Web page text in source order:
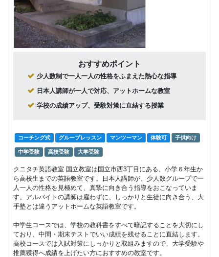
おすすめポイント
少人数制で一人一人の性格をふまえた熱心な指導
日本人講師が一人で対応、アットホームな教室
学校の成績アップ、受験対策に直結する授業
コーチング式 グループレッスン マンツーマン 体験可 子供向け
中学受験 高校受験 大学受験
クニタチ英語教室 国立教室は国立市西3丁目にある、小学６年生か
ら高校生までの英語教室です。日本人講師が、少人数グループで一
人一人の性格を見極めて、真摯に向き合う指導をおこなっていま
す。アルバイトの講師は雇わずに、しっかりと生徒に向き合う、大
手塾とは違うアットホームな英語教室です。
中学生コースでは、学校の教科書をすべて暗記することを大切にし
ており、中間・期末テストでいい成績を残せることに直結します。
高校コースでは入試対策にしっかりと取組みますので、大学受験や
推薦獲得へ成績を上げたい方におすすめの教室です。